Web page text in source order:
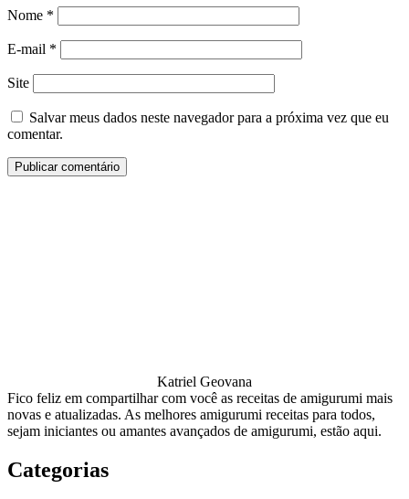
Nome *
E-mail *
Site
Salvar meus dados neste navegador para a próxima vez que eu
comentar.
Katriel Geovana
Fico feliz em compartilhar com você as receitas de amigurumi mais
novas e atualizadas. As melhores amigurumi receitas para todos,
sejam iniciantes ou amantes avançados de amigurumi, estão aqui.
Categorias